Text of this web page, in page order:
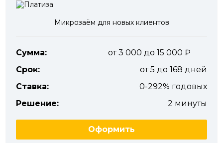
Микрозаём для новых клиентов
Сумма:
от 3 000 до 15 000
Срок:
от 5 до 168 дней
Ставка:
0-292% годовых
Решение:
2 минуты
Оформить